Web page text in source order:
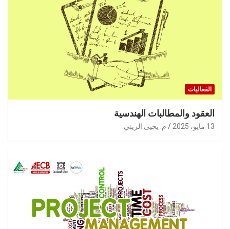
الفعاليات
العقود والمطالبات الهندسية
13 مايو، 2025 م. يحيى الزيني